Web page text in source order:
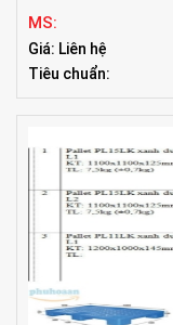
MS:
Giá: Liên hệ
Tiêu chuẩn: